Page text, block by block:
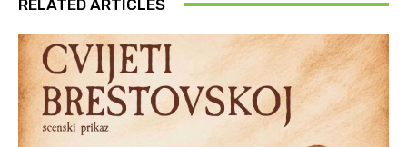
RELATED ARTICLES